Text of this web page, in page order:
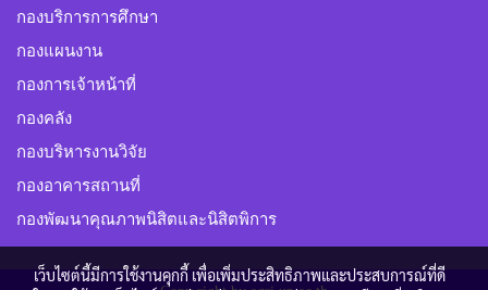
กองบริการการศึกษา
กองแผนงาน
กองการเจ้าหน้าที่
กองคลัง
กองบริหารงานวิจัย
กองอาคารสถานที่
กองพัฒนาคุณภาพนิสิตและนิสิตพิการ
เว็บไซต์นี้มีการใช้งานคุกกี้ เพื่อเพิ่มประสิทธิภาพและประสบการณ์ที่ดี